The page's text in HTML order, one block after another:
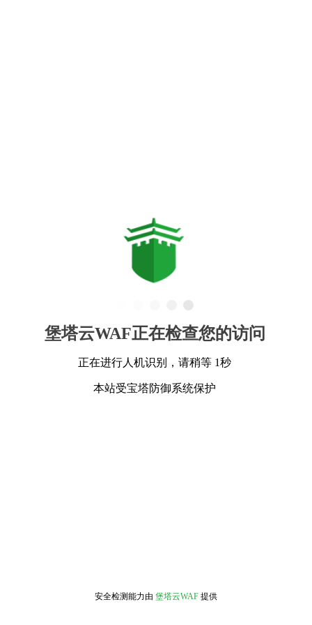
堡塔云WAF正在检查您的访问
正在进行人机识别，请稍等 1秒
本站受宝塔防御系统保护
安全检测能力由 堡塔云WAF 提供